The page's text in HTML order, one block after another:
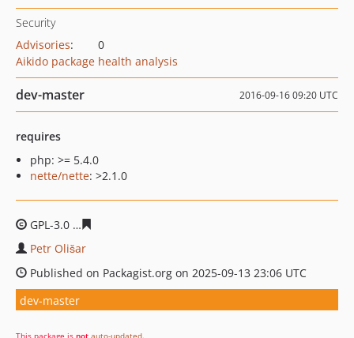
Security
Advisories:
0
Aikido package health analysis
dev-master 2016-09-16 09:20 UTC
requires
php: >= 5.4.0
nette/nette: >2.1.0
GPL-3.0
Petr Olišar
Published on Packagist.org on 2025-09-13 23:06 UTC
dev-master
This package is not auto-updated.